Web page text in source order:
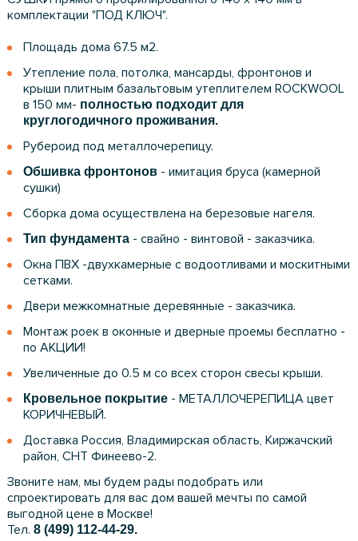
комплектации "ПОД КЛЮЧ".
Площадь дома 67.5 м2.
Утепление пола, потолка, мансарды, фронтонов и
крыши плитным базальтовым утеплителем ROCKWOOL
в 150 мм- полностью подходит для
круглогодичного проживания.
Рубероид под металлочерепицу.
Обшивка фронтонов - имитация бруса (камерной
сушки)
Сборка дома осуществлена на березовые нагеля.
Тип фундамента - свайно - винтовой - заказчика.
Окна ПВХ -двухкамерные с водоотливами и москитными
сетками.
Двери межкомнатные деревянные - заказчика.
Монтаж роек в оконные и дверные проемы бесплатно -
по АКЦИИ!
Увеличенные до 0.5 м со всех сторон свесы крыши.
Кровельное покрытие - МЕТАЛЛОЧЕРЕПИЦА цвет
КОРИЧНЕВЫЙ.
Доставка Россия, Владимирская область, Киржачский
район, СНТ Финеево-2.
Звоните нам, мы будем рады подобрать или
спроектировать для вас дом вашей мечты по самой
выгодной цене в Москве!
Тел. 8 (499) 112-44-29.